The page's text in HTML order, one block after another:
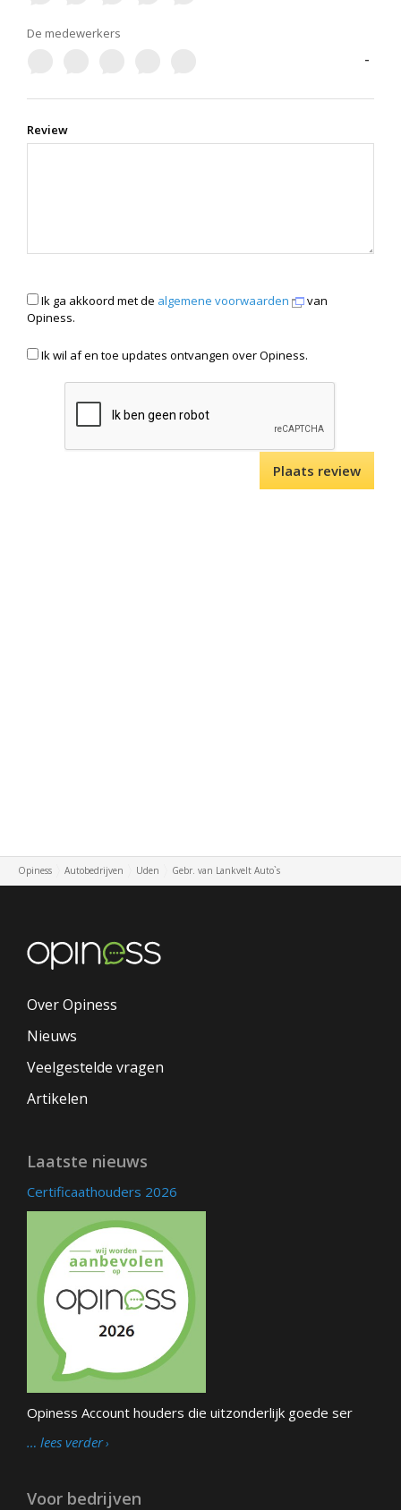
De medewerkers
-
Review
Ik ga akkoord met de algemene voorwaarden
van
Opiness.
Ik wil af en toe updates ontvangen over Opiness.
Opiness Autobedrijven Uden Gebr. van Lankvelt Auto`s
Over Opiness
Nieuws
Veelgestelde vragen
Artikelen
Laatste nieuws
Certificaathouders 2026
Opiness Account houders die uitzonderlijk goede ser
… lees verder
Voor bedrijven